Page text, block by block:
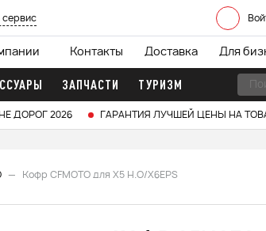
сервис
Контакты Доставка Для
ЗАПЧАСТИ ТУРИЗМ
ДОРОГ 2026 ГАРАНТИЯ ЛУЧШЕЙ ЦЕНЫ НА
Кофр CFMOTO для X5 H.O/X6EPS